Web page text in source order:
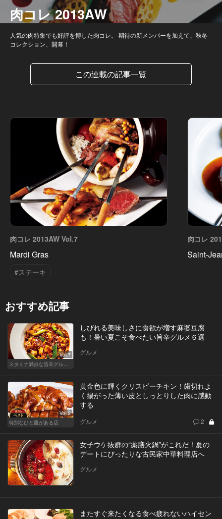
肉コレ 2013AW
人気の肉特集でも好評を博した肉コレ。 期待の新メンバーを加えて、秋冬
コレクション、開幕！
この連載の記事一覧
肉コレ 2013AW Vol.7
Mardi Gras
#ステーキ
肉コレ
Saint-
おすすめ記事
Vol.7
スタミナ満点な旨辛グルメが旨い！東京の人気店へ
しびれる美味しさに食欲が増す麻婆豆腐
も！暑い夏こそ食べたい旨辛グルメ６選
グルメ
Vol.2
特別なひと皿がある店
黄金色に輝くクリスピーチキン！歯切れよ
く揚がった薄い皮としっとりした肉に感動
する
グルメ 2
女子ウケ抜群の“薬膳火鍋”がこれだ！夏の
デートにぴったりな古民家中華料理店へ
グルメ
またすぐ来たくなる食べ疲れないハイセン